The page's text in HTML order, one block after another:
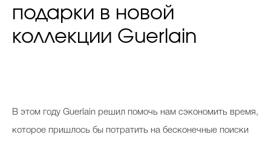
подарки в новой
коллекции Guerlain
В этом году Guerlain решил помочь нам сэкономить время,
которое пришлось бы потратить на бесконечные поиски